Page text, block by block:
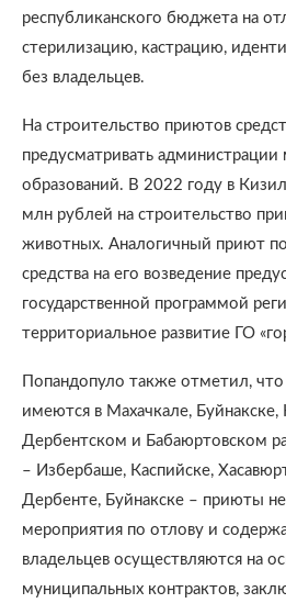
республиканского бюджета на
стерилизацию, кастрацию,
без владельцев.
На строительство приютов
предусматривать
образований. В 2022 году в
млн рублей на строительство
животных. Аналогичный приют
средства на его возведение
государственной программой
территориальное развитие ГО
Попандопуло также отметил,
имеются в Махачкале,
Дербентском и Бабаюртовском
– Избербаше, Каспийске,
Дербенте, Буйнакске – приюты
мероприятия по отлову и
владельцев осуществляются на
муниципальных контрактов,